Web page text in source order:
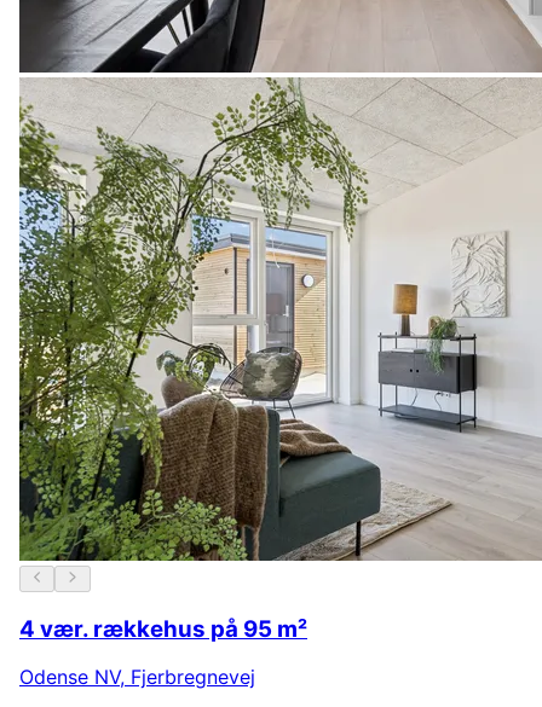
4 vær. rækkehus på 95 m²
Odense NV, Fjerbregnevej